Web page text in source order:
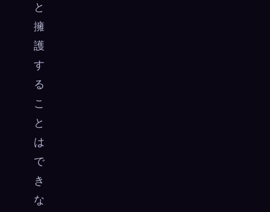
と
擁
護
す
る
こ
と
は
で
き
な